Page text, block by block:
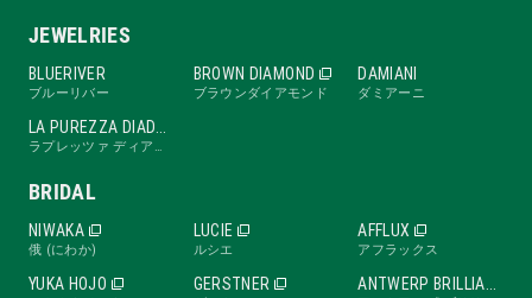
JEWELRIES
BLUERIVER
ブルーリバー
BROWN DIAMOND
ブラウンダイアモンド
DAMIANI
ダミアーニ
LA PUREZZA DIADE
ラプレッツァ ディアーデ
BRIDAL
NIWAKA
俄 (にわか)
LUCIE
ルシエ
AFFLUX
アフラックス
YUKA HOJO GERSTNER ANTWERP BRILLIANT